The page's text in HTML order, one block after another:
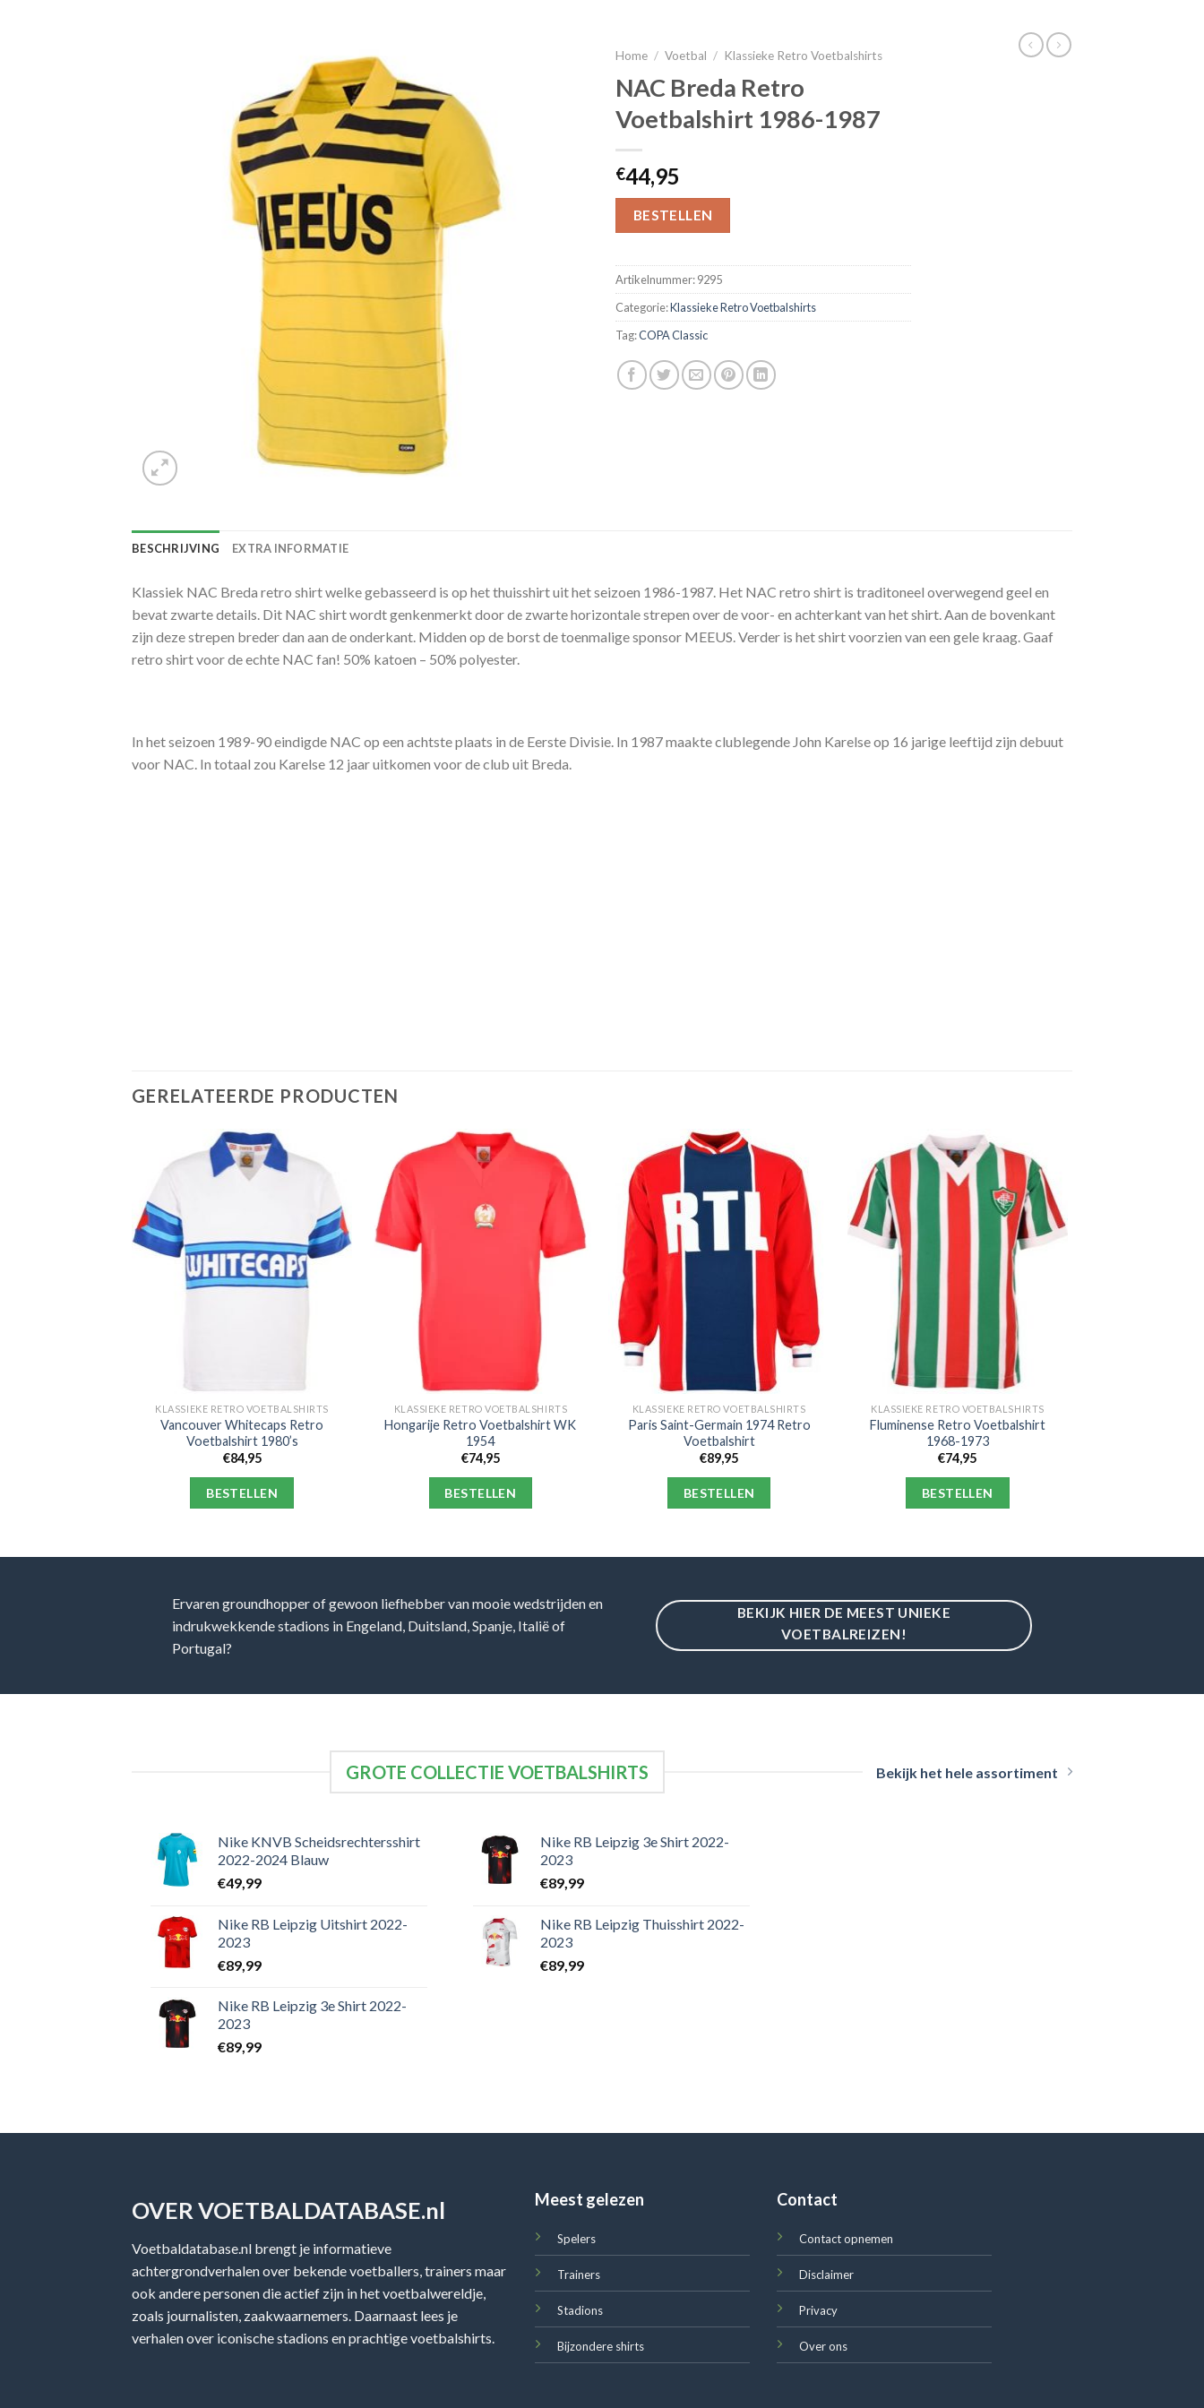
Home / Voetbal / Klassieke Retro Voetbalshirts
NAC Breda Retro
Voetbalshirt 1986-1987
€44,95
BESTELLEN
Artikelnummer:9295
Categorie:Klassieke Retro Voetbalshirts
Tag:COPA Classic
BESCHRIJVING EXTRA INFORMATIE
Klassiek NAC Breda retro shirt welke gebasseerd is op het thuisshirt uit het seizoen 1986-1987. Het NAC retro shirt is traditoneel overwegend geel en
bevat zwarte details. Dit NAC shirt wordt genkenmerkt door de zwarte horizontale strepen over de voor- en achterkant van het shirt. Aan de bovenkant
zijn deze strepen breder dan aan de onderkant. Midden op de borst de toenmalige sponsor MEEUS. Verder is het shirt voorzien van een gele kraag. Gaaf
retro shirt voor de echte NAC fan! 50% katoen – 50% polyester.
In het seizoen 1989-90 eindigde NAC op een achtste plaats in de Eerste Divisie. In 1987 maakte clublegende John Karelse op 16 jarige leeftijd zijn debuut
voor NAC. In totaal zou Karelse 12 jaar uitkomen voor de club uit Breda.
GERELATEERDE PRODUCTEN
KLASSIEKE RETRO VOETBALSHIRTS
Vancouver Whitecaps Retro
Voetbalshirt 1980’s
€84,95
BESTELLEN
KLASSIEKE RETRO VOETBALSHIRTS
Hongarije Retro Voetbalshirt WK
1954
€74,95
BESTELLEN
KLASSIEKE RETRO VOETBALSHIRTS
Paris Saint-Germain 1974 Retro
Voetbalshirt
€89,95
BESTELLEN
KLASSIEKE RETRO VOETBALSHIRTS
Fluminense Retro Voetbalshirt
1968-1973
€74,95
BESTELLEN
Ervaren groundhopper of gewoon liefhebber van mooie wedstrijden en
indrukwekkende stadions in Engeland, Duitsland, Spanje, Italië of
Portugal?
BEKIJK HIER DE MEEST UNIEKE
VOETBALREIZEN!
GROTE COLLECTIE VOETBALSHIRTS Bekijk het hele assortiment
Nike KNVB Scheidsrechtersshirt
2022-2024 Blauw
€49,99
Nike RB Leipzig Uitshirt 2022-
2023
€89,99
Nike RB Leipzig 3e Shirt 2022-
2023
€89,99
Nike RB Leipzig 3e Shirt 2022-
2023
€89,99
Nike RB Leipzig Thuisshirt 2022-
2023
€89,99
OVER VOETBALDATABASE.nl
Voetbaldatabase.nl brengt je informatieve
achtergrondverhalen over bekende voetballers, trainers maar
ook andere personen die actief zijn in het voetbalwereldje,
zoals journalisten, zaakwaarnemers. Daarnaast lees je
verhalen over iconische stadions en prachtige voetbalshirts.
Meest gelezen
Spelers
Trainers
Stadions
Bijzondere shirts
Contact
Contact opnemen
Disclaimer
Privacy
Over ons